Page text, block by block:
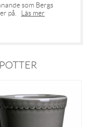
som Bergs
på. Läs mer